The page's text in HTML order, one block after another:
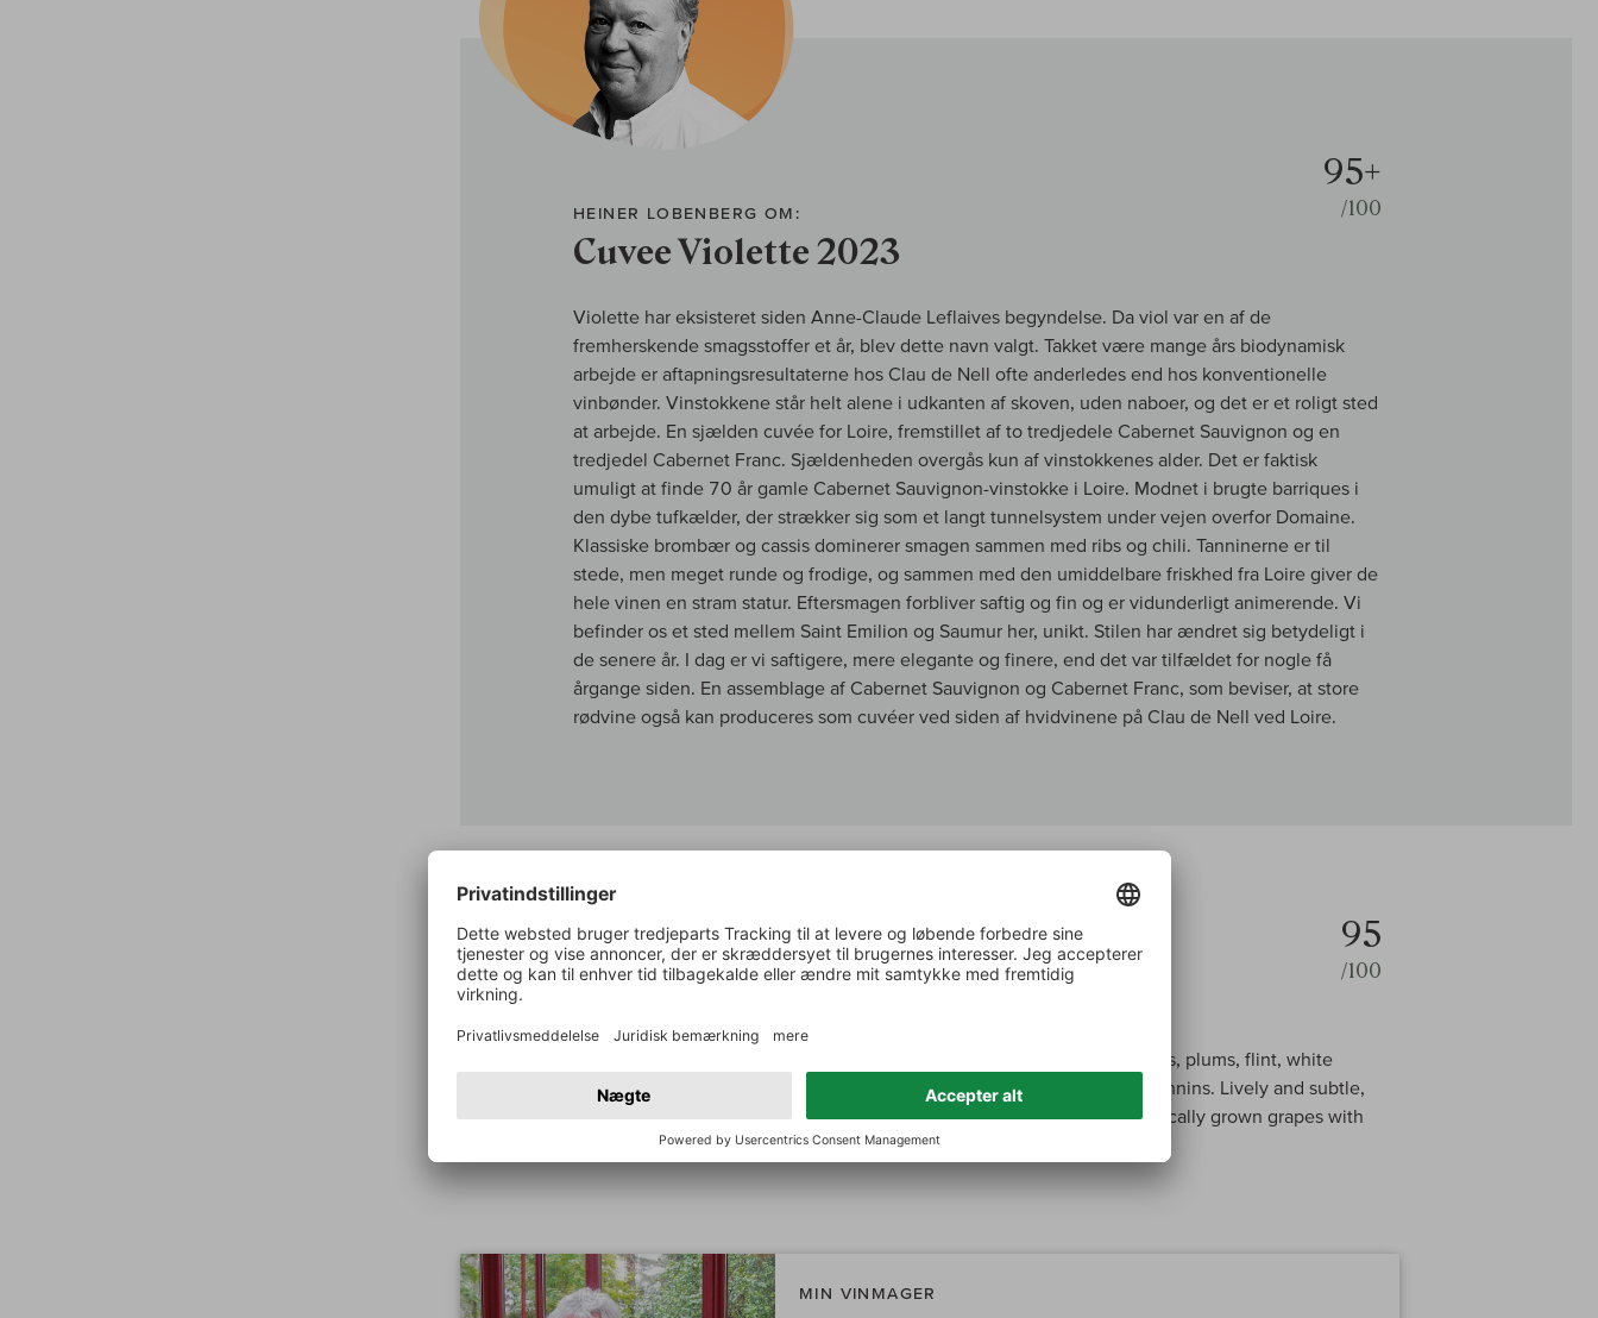
HEINER LOBENBERG OM:
Cuvee Violette 2023
95+
/100
Violette har eksisteret siden Anne-Claude Leflaives begyndelse. Da viol var en af de
fremherskende smagsstoffer et år, blev dette navn valgt. Takket være mange års biodynamisk
arbejde er aftapningsresultaterne hos Clau de Nell ofte anderledes end hos konventionelle
vinbønder. Vinstokkene står helt alene i udkanten af skoven, uden naboer, og det er et roligt sted
at arbejde. En sjælden cuvée for Loire, fremstillet af to tredjedele Cabernet Sauvignon og en
tredjedel Cabernet Franc. Sjældenheden overgås kun af vinstokkenes alder. Det er faktisk
umuligt at finde 70 år gamle Cabernet Sauvignon-vinstokke i Loire. Modnet i brugte barriques i
den dybe tufkælder, der strækker sig som et langt tunnelsystem under vejen overfor Domaine.
Klassiske brombær og cassis dominerer smagen sammen med ribs og chili. Tanninerne er til
stede, men meget runde og frodige, og sammen med den umiddelbare friskhed fra Loire giver de
hele vinen en stram statur. Eftersmagen forbliver saftig og fin og er vidunderligt animerende. Vi
befinder os et sted mellem Saint Emilion og Saumur her, unikt. Stilen har ændret sig betydeligt i
de senere år. I dag er vi saftigere, mere elegante og finere, end det var tilfældet for nogle få
årgange siden. En assemblage af Cabernet Sauvignon og Cabernet Franc, som beviser, at store
rødvine også kan produceres som cuvéer ved siden af hvidvinene på Clau de Nell ved Loire.
95
/100
A bright, succulent, nuanced and savory red with aromas of dark cherries, plums, flint, white
peppercorns and some forest floor. Medium-bodied with fine-grained tannins. Lively and subtle,
with a lovely peppery note in the long, minerally finish. From biodynamically grown grapes with
Demeter certification. Drink or hold.
MIN VINMAGER